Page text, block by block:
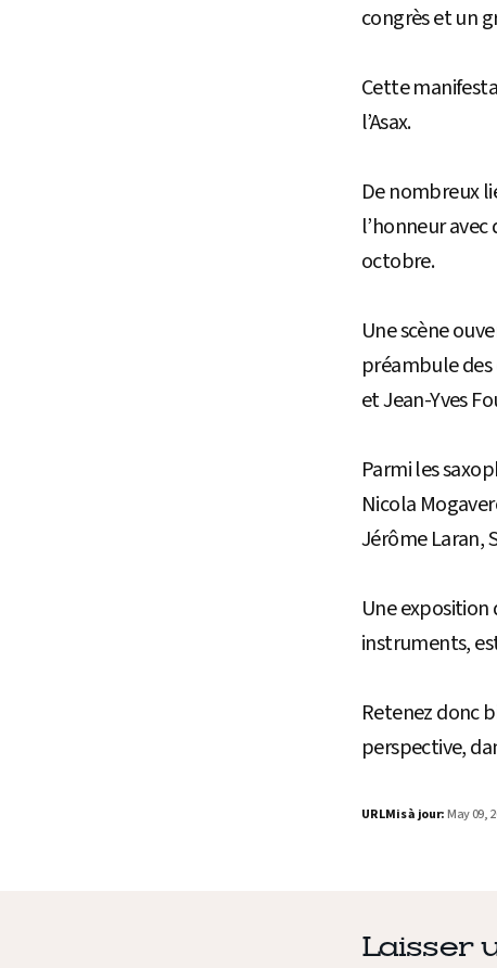
congrès et un
Cette
l’Asax.
De nombreux
l’honneur
octobre.
Une scène
préambule des
et Jean-Yves
Parmi les
Nicola
Jérôme Laran,
Une exposition
instruments,
Retenez donc
perspective,
URLMis à jour:May 09,
Laisser